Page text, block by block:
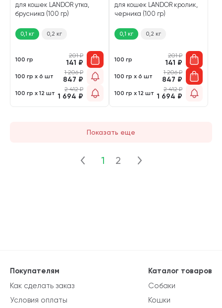
для кошек LANDOR утка,
брусника (100 гр)
0,1 кг 0,2 кг
100 гр
201₽
141 ₽
100 гр х 6 шт
1 206₽
847 ₽
100 гр х 12 шт
2 412₽
1 694 ₽
для кошек LANDOR кролик,
черника (100 гр)
0,1 кг 0,2 кг
100 гр
201₽
141 ₽
100 гр х 6 шт
1 206₽
847 ₽
100 гр х 12 шт
2 412₽
1 694 ₽
Показать еще
1 2
Каталог товаров
Собаки
Кошки
Покупателям
Как сделать заказ
Условия оплаты